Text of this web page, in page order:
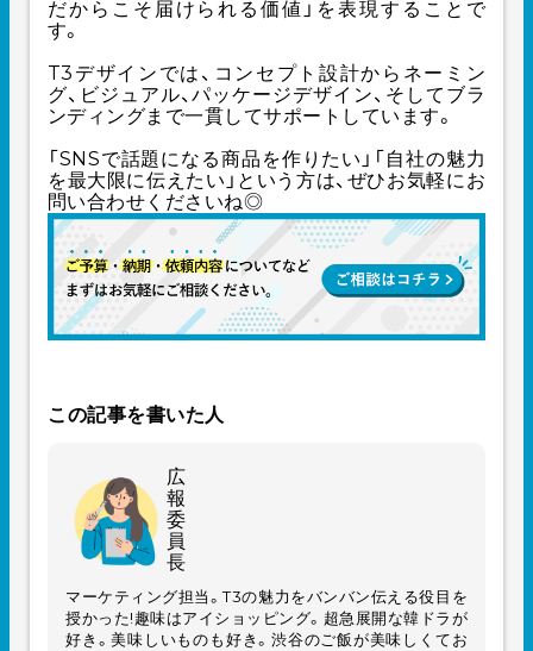
だからこそ届けられる価値」を表現することで
す。
T3デザインでは、コンセプト設計からネーミン
グ、ビジュアル、パッケージデザイン、そしてブラ
ンディングまで一貫してサポートしています。
「SNSで話題になる商品を作りたい」「自社の魅力
を最大限に伝えたい」という方は、ぜひお気軽にお
問い合わせくださいね◎
この記事を書いた人
広
報
委
員
長
マーケティング担当。T3の魅力をバンバン伝える役目を
授かった!趣味はアイショッピング。超急展開な韓ドラが
好き。美味しいものも好き。渋谷のご飯が美味しくてお